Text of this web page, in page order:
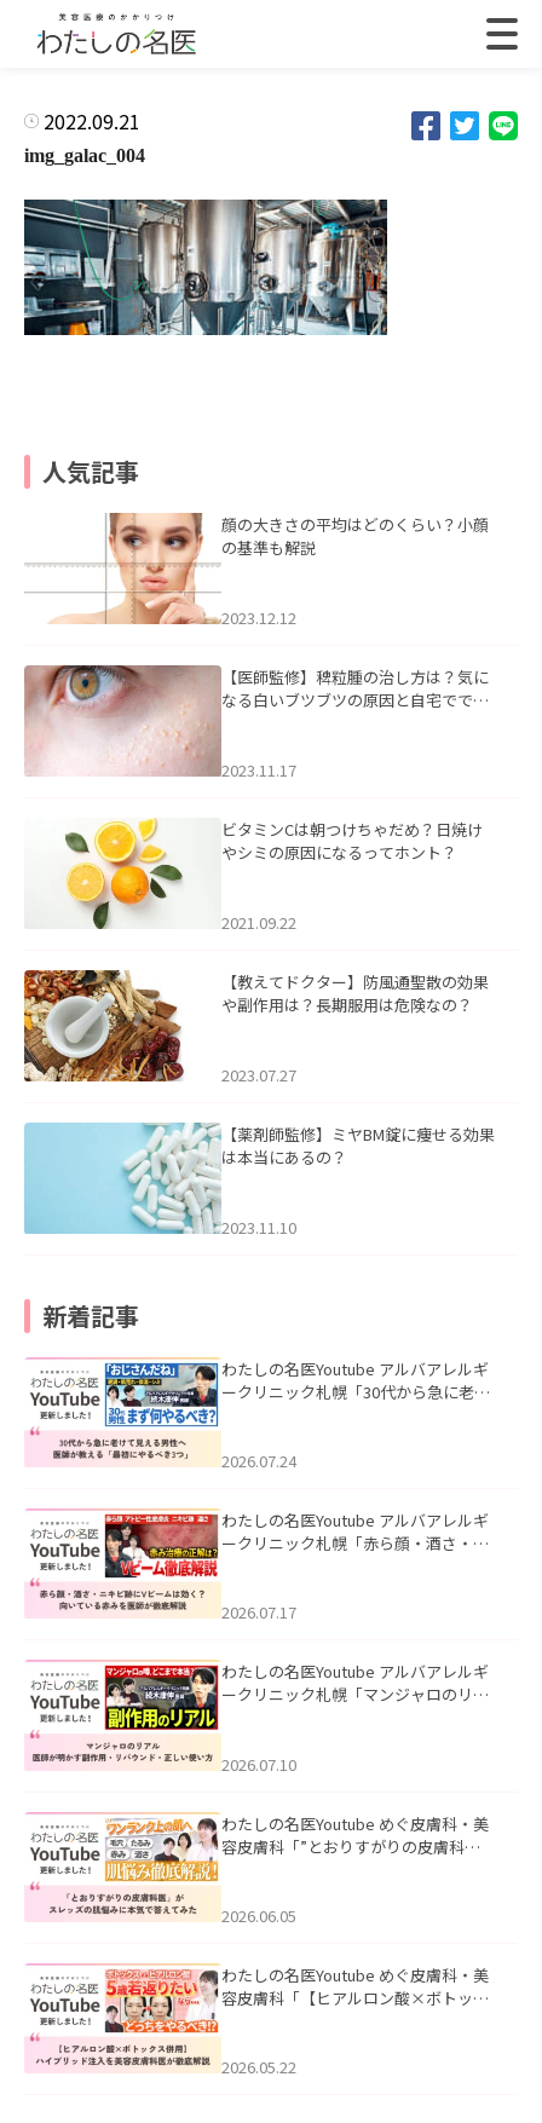
2022.09.21
img_galac_004
人気記事
顔の大きさの平均はどのくらい？小顔
の基準も解説
2023.12.12
【医師監修】稗粒腫の治し方は？気に
なる白いブツブツの原因と自宅ででき
2023.11.17
ビタミンCは朝つけちゃだめ？日焼け
やシミの原因になるってホント？
2021.09.22
【教えてドクター】防風通聖散の効果
や副作用は？長期服用は危険なの？
2023.07.27
【薬剤師監修】ミヤBM錠に痩せる効果
は本当にあるの？
2023.11.10
新着記事
わたしの名医Youtube アルバアレルギ
ークリニック札幌「30代から急に老け
た。
2026.07.24
わたしの名医Youtube アルバアレルギ
ークリニック札幌「赤ら顔・酒さ・ニ
した。
2026.07.17
わたしの名医Youtube アルバアレルギ
ークリニック札幌「マンジャロのリア
た。
2026.07.10
わたしの名医Youtube めぐ皮膚科・美
容皮膚科「”とおりすがりの皮膚科
2026.06.05
わたしの名医Youtube めぐ皮膚科・美
容皮膚科「【ヒアルロン酸×ボトック
た。
2026.05.22